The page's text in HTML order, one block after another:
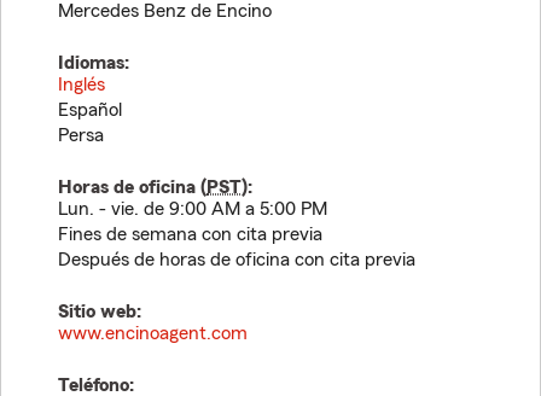
Mercedes Benz de Encino
Idiomas:
Inglés
Español
Persa
Horas de oficina (PST):
Lun. - vie. de 9:00 AM a 5:00 PM
Fines de semana con cita previa
Después de horas de oficina con cita previa
Sitio web:
www.encinoagent.com
Teléfono: